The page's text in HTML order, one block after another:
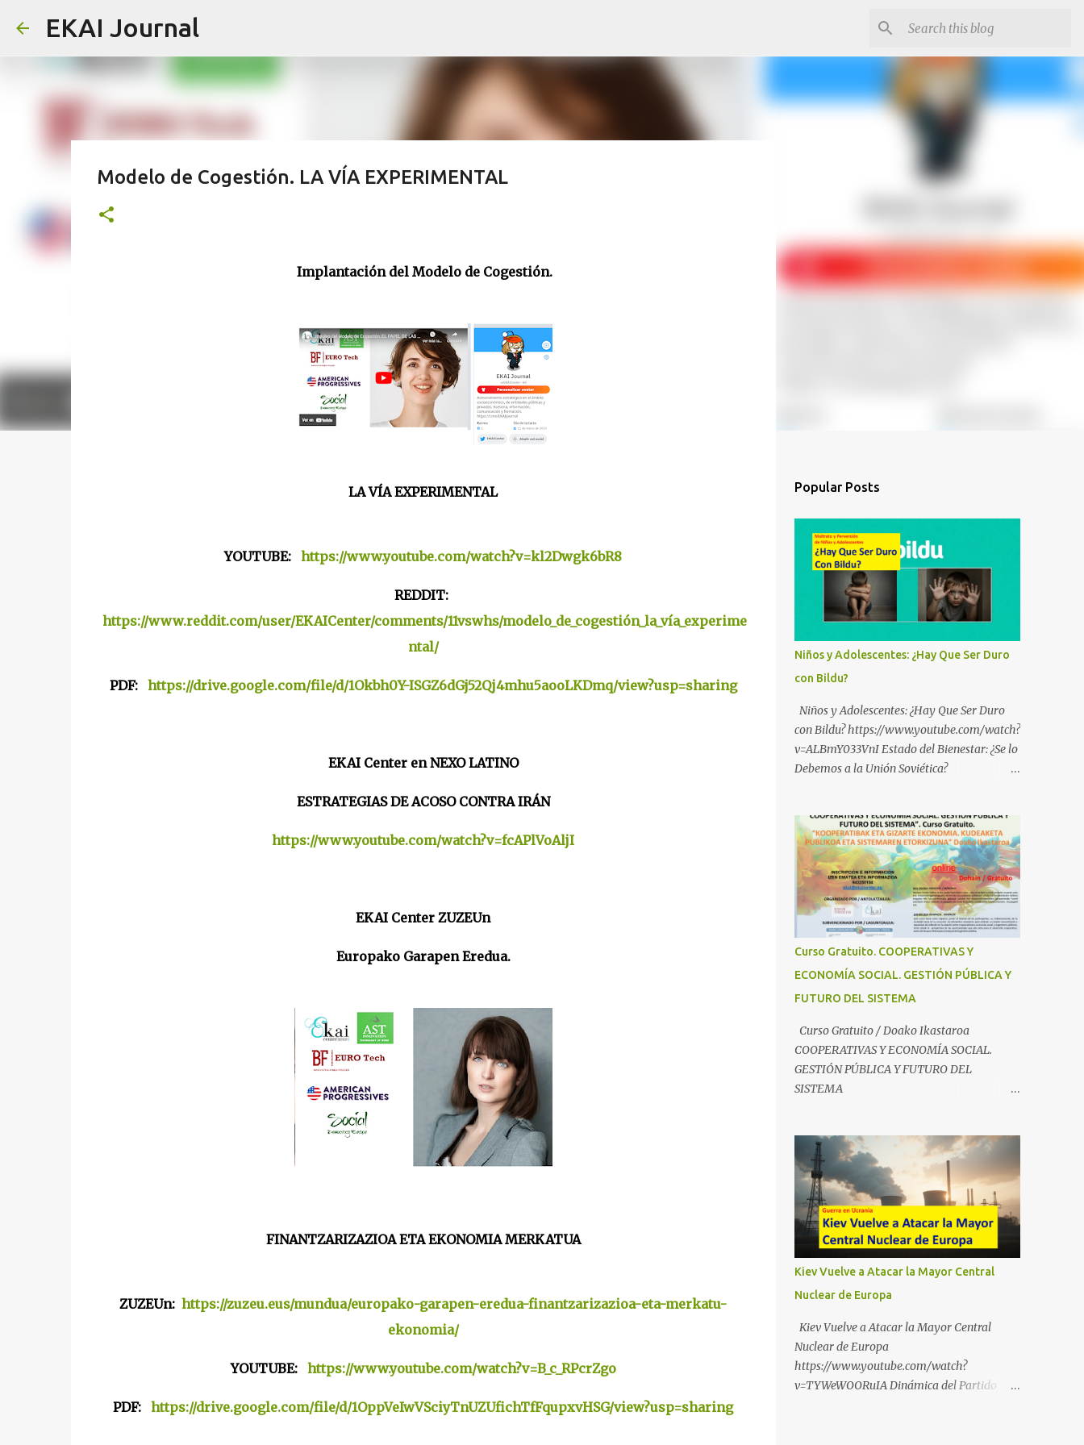
EKAI Journal
Modelo de Cogestión. LA VÍA EXPERIMENTAL
Implantación del Modelo de Cogestión.
LA VÍA EXPERIMENTAL
YOUTUBE: https://www.youtube.com/watch?v=kl2Dwgk6bR8
REDDIT:
https://www.reddit.com/user/EKAICenter/comments/11vswhs/modelo_de_cogestión_la_vía_experime
ntal/
PDF: https://drive.google.com/file/d/1Okbh0Y-ISGZ6dGj52Qj4mhu5aooLKDmq/view?usp=sharing
EKAI Center en NEXO LATINO
ESTRATEGIAS DE ACOSO CONTRA IRÁN
https://www.youtube.com/watch?v=fcAPlVoAljI
EKAI Center ZUZEUn
Europako Garapen Eredua.
FINANTZARIZAZIOA ETA EKONOMIA MERKATUA
ZUZEUn: https://zuzeu.eus/mundua/europako-garapen-eredua-finantzarizazioa-eta-merkatu-
ekonomia/
YOUTUBE: https://www.youtube.com/watch?v=B_c_RPcrZgo
PDF: https://drive.google.com/file/d/1OppVeIwVSciyTnUZUfichTfFqupxvHSG/view?usp=sharing
Popular Posts
Niños y Adolescentes: ¿Hay Que Ser Duro
con Bildu?
Niños y Adolescentes: ¿Hay Que Ser Duro
con Bildu? https://www.youtube.com/watch?
v=ALBmY033VnI Estado del Bienestar: ¿Se lo
Debemos a la Unión Soviética?
Cooperativas
https://www.youtube.com/watch?v=ylup-
4KPu5w Capitalismo Inclusivo y Cuarta
Revolución Industrial
https://www.youtube.com/shorts/dGKjgqEv
RHk ¿Conoces los nuevos canales de
BABESTU? Si quieres hacer algo, o
adolescentes vascos frente a abusos y
manipulaciones: BABESTUren kanal berriak
nerabeak abusu eta manipulazioetatik
babesteko zerbait egin nahi baduzu, edo
ideiak partekatu nahi badituzu: Telegram :
https://t.me/babestu_proteger WhatsApp :
6k0LKZJWzQyoE1T SÍGUENOS EN
YOUTUBE:
https://www.youtube.com/@ekaicenter?
sub_confirmation=1
Curso Gratuito. COOPERATIVAS Y
ECONOMÍA SOCIAL. GESTIÓN PÚBLICA Y
FUTURO DEL SISTEMA
Curso Gratuito / Doako Ikastaroa
COOPERATIVAS Y ECONOMÍA SOCIAL.
GESTIÓN PÚBLICA Y FUTURO DEL
SISTEMA
usp=sharing
Kiev Vuelve a Atacar la Mayor Central
Nuclear de Europa
Kiev Vuelve a Atacar la Mayor Central
Nuclear de Europa
https://www.youtube.com/watch?
v=TYWeWOORuIA Dinámica del Partido